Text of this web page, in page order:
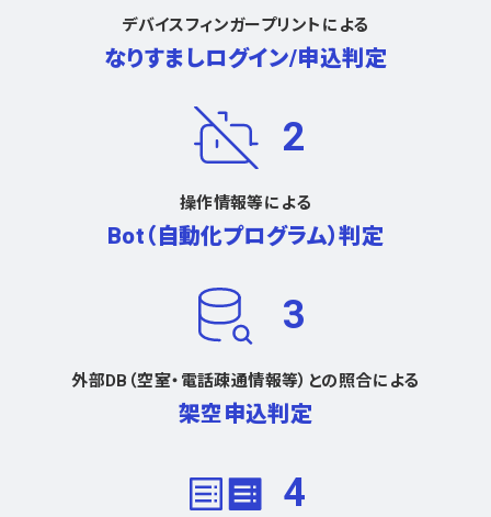
デバイスフィンガープリントによる
なりすましログイン/申込判定
2
操作情報等による
Bot（自動化プログラム）判定
3
外部DB（空室・電話疎通情報等）との照合による
架空申込判定
4